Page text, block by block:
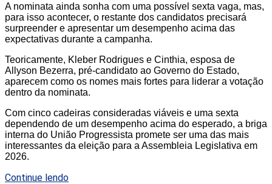
A nominata ainda sonha com uma possível sexta vaga, mas,
para isso acontecer, o restante dos candidatos precisará
surpreender e apresentar um desempenho acima das
expectativas durante a campanha.
Teoricamente, Kleber Rodrigues e Cinthia, esposa de
Allyson Bezerra, pré-candidato ao Governo do Estado,
aparecem como os nomes mais fortes para liderar a votação
dentro da nominata.
Com cinco cadeiras consideradas viáveis e uma sexta
dependendo de um desempenho acima do esperado, a briga
interna do União Progressista promete ser uma das mais
interessantes da eleição para a Assembleia Legislativa em
2026.
Continue lendo